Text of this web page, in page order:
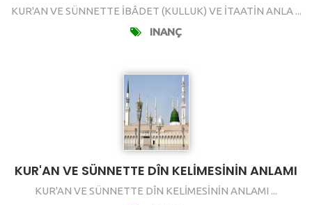
KUR'AN VE SÜNNETTE İBÂDET (KULLUK) VE İTAATİN ANLA ...
INANÇ
KUR'AN VE SÜNNETTE DÎN KELİMESİNİN ANLAMI
KUR'AN VE SÜNNETTE DÎN KELİMESİNİN ANLAMI ...